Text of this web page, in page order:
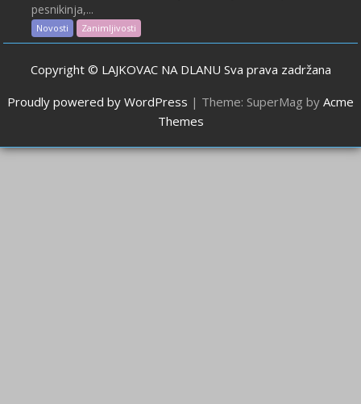
pesnikinja,...
Novosti Zanimljivosti
Copyright © LAJKOVAC NA DLANU Sva prava zadržana
Proudly powered by WordPress | Theme: SuperMag by Acme
Themes